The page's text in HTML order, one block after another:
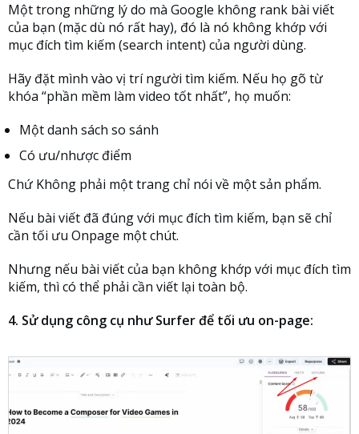
Một trong những lý do mà Google không rank bài viết
của bạn (mặc dù nó rất hay), đó là nó không khớp với
mục đích tìm kiếm (search intent) của người dùng.
Hãy đặt mình vào vị trí người tìm kiếm. Nếu họ gõ từ
khóa “phần mềm làm video tốt nhất”, họ muốn:
Một danh sách so sánh
Có ưu/nhược điểm
Chứ Không phải một trang chỉ nói về một sản phẩm.
Nếu bài viết đã đúng với mục đích tìm kiếm, bạn sẽ chỉ
cần tối ưu Onpage một chút.
Nhưng nếu bài viết của bạn không khớp với mục đích tìm
kiếm, thì có thể phải cần viết lại toàn bộ.
4. Sử dụng công cụ như Surfer để tối ưu on-page: